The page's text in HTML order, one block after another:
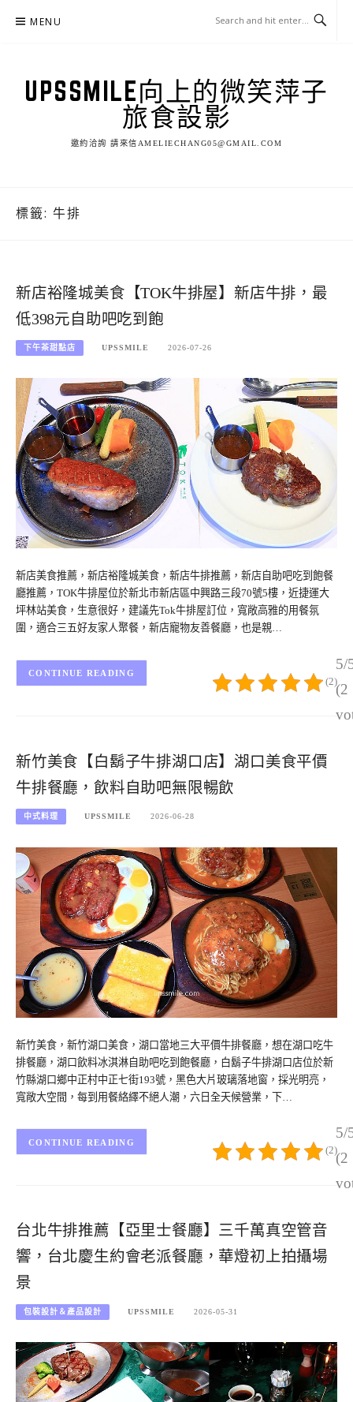
MENU
UPSSMILE向上的微笑萍子
旅食設影
邀約洽詢 請來信AMELIECHANG05@GMAIL.COM
標籤: 牛排
新店裕隆城美食【TOK牛排屋】新店牛排，最
低398元自助吧吃到飽
下午茶甜點店 UPSSMILE 2026-07-26
新店美食推薦，新店裕隆城美食，新店牛排推薦，新店自助吧吃到飽餐
廳推薦，TOK牛排屋位於新北市新店區中興路三段70號5樓，近捷運大
坪林站美食，生意很好，建議先Tok牛排屋訂位，寬敞高雅的用餐氛
圍，適合三五好友家人聚餐，新店寵物友善餐廳，也是親…
5/
(2
(2)
CONTINUE READING
新竹美食【白鬍子牛排湖口店】湖口美食平價
牛排餐廳，飲料自助吧無限暢飲
中式料理 UPSSMILE 2026-06-28
新竹美食，新竹湖口美食，湖口當地三大平價牛排餐廳，想在湖口吃牛
排餐廳，湖口飲料冰淇淋自助吧吃到飽餐廳，白鬍子牛排湖口店位於新
竹縣湖口鄉中正村中正七街193號，黑色大片玻璃落地窗，採光明亮，
寬敞大空間，每到用餐絡繹不絕人潮，六日全天候營業，下…
5/
(2
(2)
CONTINUE READING
台北牛排推薦【亞里士餐廳】三千萬真空管音
響，台北慶生約會老派餐廳，華燈初上拍攝場
景
包裝設計＆產品設計 UPSSMILE 2026-05-31